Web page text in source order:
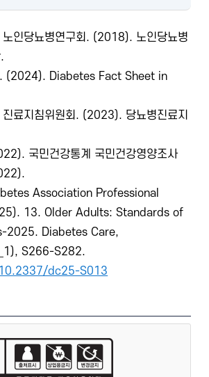
노인당뇨병연구회. (2018). 노인당뇨병
. (2024). Diabetes Fact Sheet in
료지침위원회. (2023). 당뇨병진료지
국민건강통계 국민건강영양조사
Association Professional
13. Older Adults: Standards of
2025. Diabetes Care,
S266-S282.
dc25-S013